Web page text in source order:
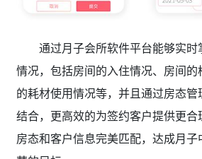
通过月子会所软件平台能够实时
情况，包括房间的入住情况、房间
的耗材使用情况等，并且通过房态管
结合，更高效的为签约客户提供更
房态和客户信息完美匹配，达成月